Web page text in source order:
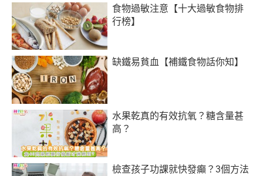
食物過敏注意【十大過敏食物排
行榜】
缺鐵易貧血【補鐵食物話你知】
水果乾真的有效抗氧？糖含量甚
高？
檢查孩子功課就快發癲？3個方法